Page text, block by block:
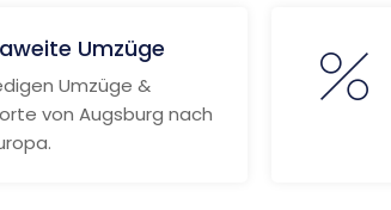
Umzüge
Umzüge &
von Augsburg nach